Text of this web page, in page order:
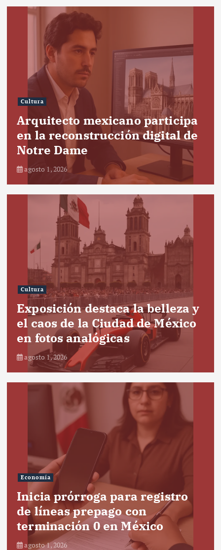
Cultura
Arquitecto mexicano participa
en la reconstrucción digital de
Notre Dame
agosto 1, 2026
Cultura
Exposición destaca la belleza y
el caos de la Ciudad de México
en fotos analógicas
agosto 1, 2026
Economía
Inicia prórroga para registro
de líneas prepago con
terminación 0 en México
agosto 1, 2026